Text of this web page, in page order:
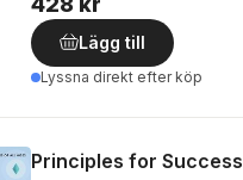
Lägg till
Lyssna direkt efter köp
Principles for Success